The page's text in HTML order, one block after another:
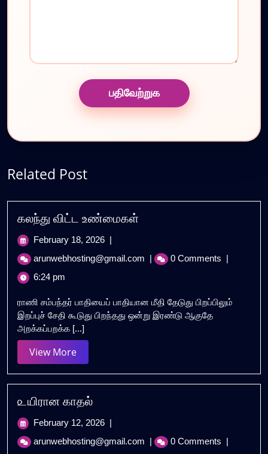
Related Post
கலந்து விட்ட உண்மைகள்
February 18, 2026 February
2026
|
arunwebhosting@gmail.com கலந்து
விட்ட
| 0 Comments |
6:24 pm
ராணி சம்பந்தர் பாதியைப் பாதியான மீதி தேடுது பிறப்பிலும்
இறப்புச் சேதி கூடுது பிறந்தது ஒன்று இரண்டு ஆகுதே
அறக்கப்பறக்க [...]
View MoreView
More
௨யிரான காதல்
February 12, 2026 February
2026
|
arunwebhosting@gmail.com ௨யிரான
காதல்
| 0 Comments |